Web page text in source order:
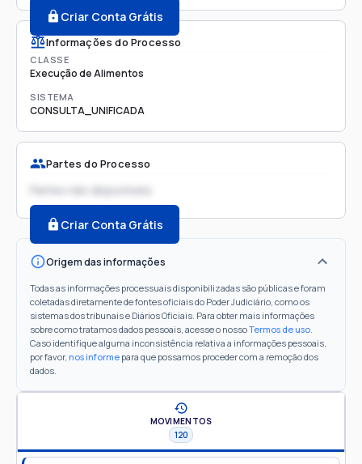
Criar Conta Grátis
Informações do Processo
CLASSE
Execução de Alimentos
SISTEMA
CONSULTA_UNIFICADA
Partes do Processo
Partes não disponíveis
Criar Conta Grátis
Origem das informações
Todas as informações processuais disponibilizadas são públicas e foram
coletadas diretamente de fontes oficiais do Poder Judiciário, como os
sistemas dos tribunais e Diários Oficiais. Para obter mais informações
sobre como tratamos dados pessoais, acesse o nossoTermos de uso.
Caso identifique alguma inconsistência relativa a informações pessoais,
por favor, nos informe para que possamos proceder com a remoção dos
dados.
MOVIMENTOS
120